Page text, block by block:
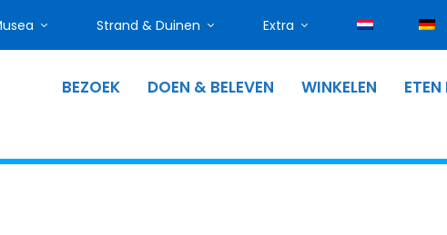
Strand & Duinen Extra
BEZOEK DOEN & BELEVEN WINKELEN